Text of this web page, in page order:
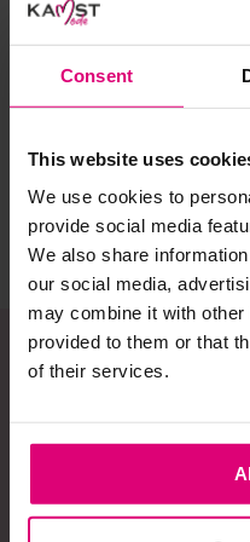
Consent
This website uses
We use cookies to
provide social media
We also share
our social media,
may combine it with other
provided to them or that
of their services.
Allereerst: stel het
Was in de wasmachine
voorkomt wrijving en
Was zo koud mogelijk.
Droog het kledingstuk
Controleer na het
kledingstuk indien nodig
Kledingstukken met
Sunset Fashion
Ketting met kralen
Schrijf
Ontvang onze